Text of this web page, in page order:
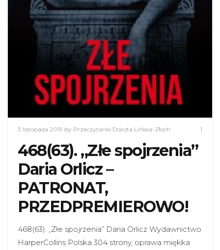
3 listopada 2019 by Przeczytanki Dorota Lińska-Złoch 1
468(63). „Złe spojrzenia”
Daria Orlicz –
PATRONAT,
PRZEDPREMIEROWO!
468(63). „Złe spojrzenia” Daria Orlicz Wydawnictwo
HarperCollins Polska 304 strony, oprawa miękka